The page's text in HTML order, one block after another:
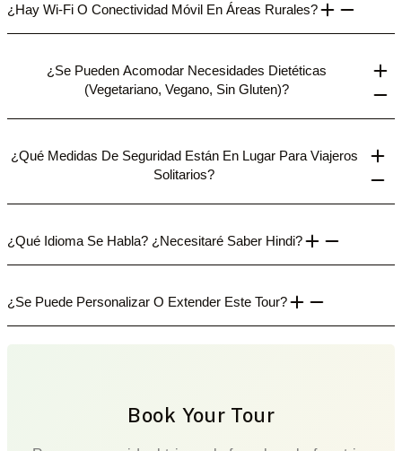
¿Hay Wi-Fi O Conectividad Móvil En Áreas Rurales?
¿Se Pueden Acomodar Necesidades Dietéticas
(vegetariano, Vegano, Sin Gluten)?
¿Qué Medidas De Seguridad Están En Lugar Para Viajeros
Solitarios?
¿Qué Idioma Se Habla? ¿Necesitaré Saber Hindi?
¿Se Puede Personalizar O Extender Este Tour?
Book Your Tour